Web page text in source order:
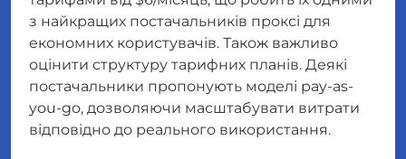
з найкращих постачальників проксі для
економних користувачів. Також важливо
оцінити структуру тарифних планів. Деякі
постачальники пропонують моделі pay-as-
you-go, дозволяючи масштабувати витрати
відповідно до реального використання.